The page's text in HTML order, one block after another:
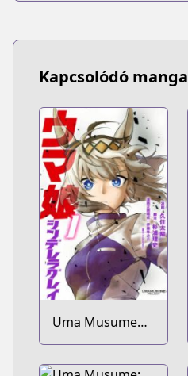
Kapcsolódó manga
Uma Musume
Cinderella Gray